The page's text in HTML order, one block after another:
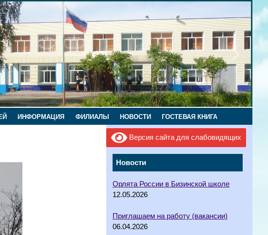
ИНФОРМАЦИЯ ФИЛИАЛЫ НОВОСТИ ГОСТЕВАЯ КНИГА
Версия сайта для слабовидящих
Новости
Орлята России в Бизинской школе
12.05.2026
Приглашаем на работу (вакансии)
06.04.2026